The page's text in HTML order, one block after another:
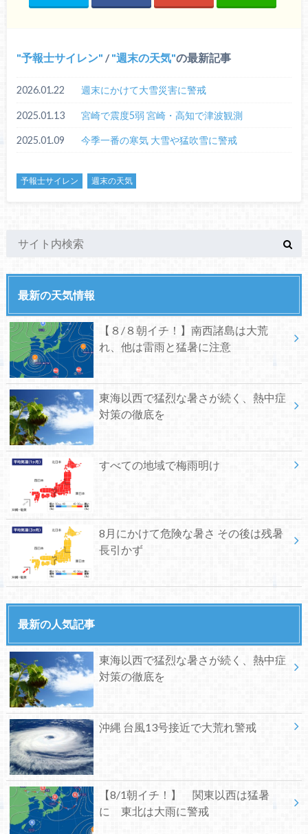
予報士サイレン / 週末の天気 の最新記事
2026.01.22 週末にかけて大雪災害に警戒
2025.01.13 宮崎で震度5弱 宮崎・高知で津波観測
2025.01.09 今季一番の寒気 大雪や猛吹雪に警戒
予報士サイレン 週末の天気
最新の天気情報
【８/８朝イチ！】南西諸島は大荒
れ、他は雷雨と猛暑に注意
東海以西で猛烈な暑さが続く、熱中症
対策の徹底を
すべての地域で梅雨明け
8月にかけて危険な暑さ その後は残暑
長引かず
最新の人気記事
東海以西で猛烈な暑さが続く、熱中症
対策の徹底を
沖縄 台風13号接近で大荒れ警戒
【8/1朝イチ！】 関東以西は猛暑
に 東北は大雨に警戒